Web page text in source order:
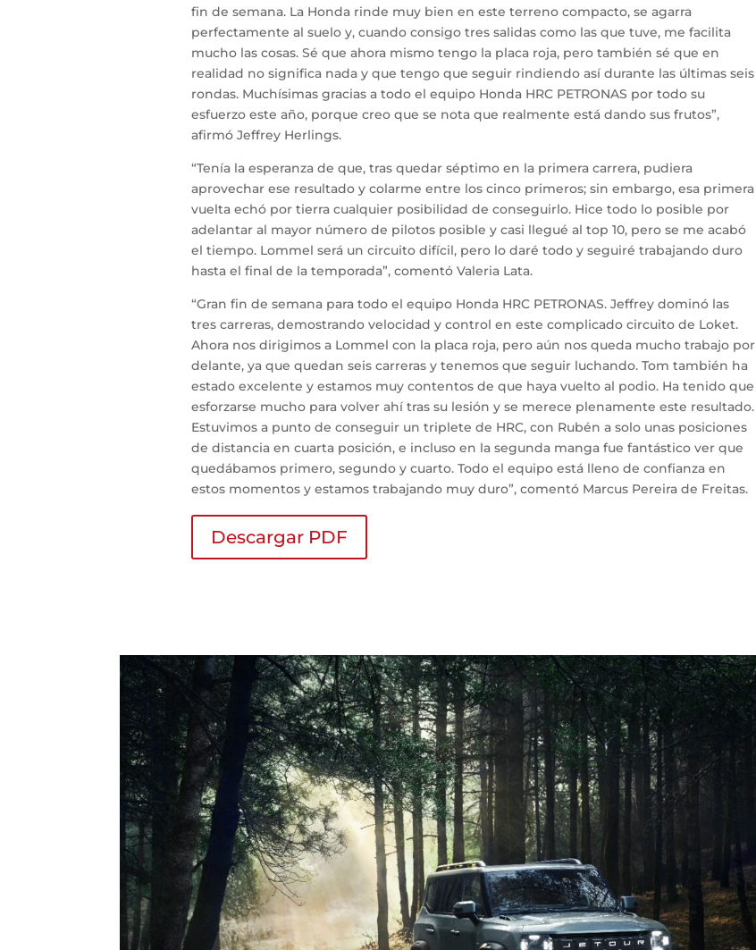
fin de semana. La Honda rinde muy bien en este terreno compacto, se agarra
perfectamente al suelo y, cuando consigo tres salidas como las que tuve, me facilita
mucho las cosas. Sé que ahora mismo tengo la placa roja, pero también sé que en
realidad no significa nada y que tengo que seguir rindiendo así durante las últimas seis
rondas. Muchísimas gracias a todo el equipo Honda HRC PETRONAS por todo su
esfuerzo este año, porque creo que se nota que realmente está dando sus frutos”,
afirmó Jeffrey Herlings.
“Tenía la esperanza de que, tras quedar séptimo en la primera carrera, pudiera
aprovechar ese resultado y colarme entre los cinco primeros; sin embargo, esa primera
vuelta echó por tierra cualquier posibilidad de conseguirlo. Hice todo lo posible por
adelantar al mayor número de pilotos posible y casi llegué al top 10, pero se me acabó
el tiempo. Lommel será un circuito difícil, pero lo daré todo y seguiré trabajando duro
hasta el final de la temporada”, comentó Valeria Lata.
“Gran fin de semana para todo el equipo Honda HRC PETRONAS. Jeffrey dominó las
tres carreras, demostrando velocidad y control en este complicado circuito de Loket.
Ahora nos dirigimos a Lommel con la placa roja, pero aún nos queda mucho trabajo por
delante, ya que quedan seis carreras y tenemos que seguir luchando. Tom también ha
estado excelente y estamos muy contentos de que haya vuelto al podio. Ha tenido que
esforzarse mucho para volver ahí tras su lesión y se merece plenamente este resultado.
Estuvimos a punto de conseguir un triplete de HRC, con Rubén a solo unas posiciones
de distancia en cuarta posición, e incluso en la segunda manga fue fantástico ver que
quedábamos primero, segundo y cuarto. Todo el equipo está lleno de confianza en
estos momentos y estamos trabajando muy duro”, comentó Marcus Pereira de Freitas.
Descargar PDF